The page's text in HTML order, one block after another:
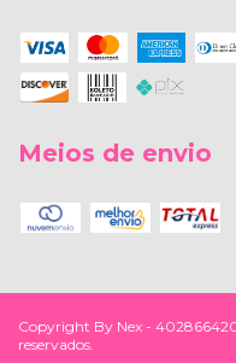
Meios de envio
Copyright By Nex -
reservados.